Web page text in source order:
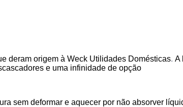
deram origem à Weck Utilidades Domésticas. A
e uma infinidade de opção
sem deformar e aquecer por não absorver